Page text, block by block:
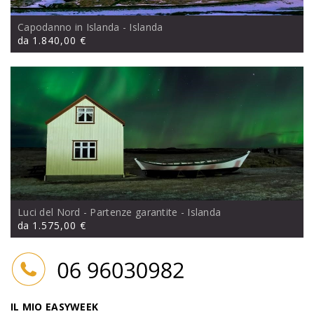
Capodanno in Islanda - Islanda
da 1.840,00 €
Luci del Nord - Partenze garantite - Islanda
da 1.575,00 €
IL MIO EASYWEEK